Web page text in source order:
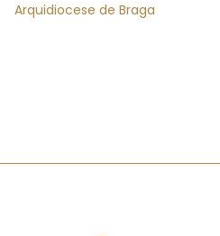
Arquidiocese de Braga